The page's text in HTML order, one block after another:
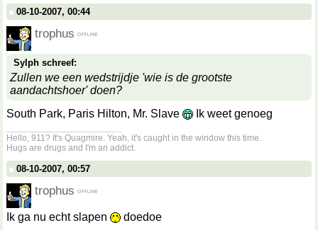
08-10-2007, 00:44
trophus
Sylph schreef:
Zullen we een wedstrijdje 'wie is de grootste
aandachtshoer' doen?
South Park, Paris Hilton, Mr. Slave
Ik weet genoeg
Hello, 911? It's Quagmire. Yeah, it's caught in the window this time.
Hugs are drugs and I'm an addict.
08-10-2007, 00:57
trophus
Ik ga nu echt slapen
doedoe